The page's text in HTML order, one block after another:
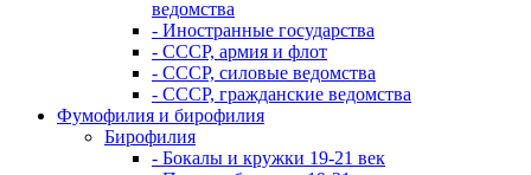
ведомства
- Иностранные государства
- СССР, армия и флот
- СССР, силовые ведомства
- СССР, гражданские ведомства
Фумофилия и бирофилия
Бирофилия
- Бокалы и кружки 19-21 век